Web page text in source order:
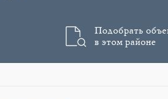
Подобрать
в этом районе